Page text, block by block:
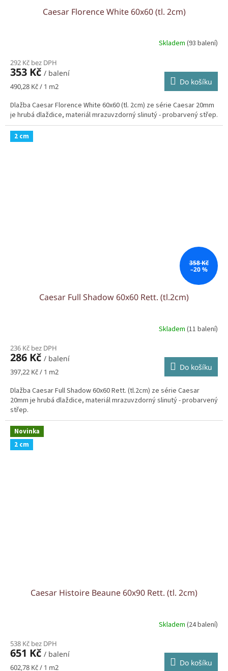
Caesar Florence White 60x60 (tl. 2cm)
Skladem (93 balení)
292 Kč bez DPH
353 Kč / balení
Měrná
490,28 Kč / 1 m2 Do košíku
Dlažba Caesar Florence White 60x60 (tl. 2cm) ze série Caesar 20mm
je hrubá dlaždice, materiál mrazuvzdorný slinutý - probarvený střep.
2 cm
358 Kč
–20 %
Caesar Full Shadow 60x60 Rett. (tl.2cm)
Skladem (11 balení)
236 Kč bez DPH
286 Kč / balení
Měrná
397,22 Kč / 1 m2 Do košíku
Dlažba Caesar Full Shadow 60x60 Rett. (tl.2cm) ze série Caesar
20mm je hrubá dlaždice, materiál mrazuvzdorný slinutý - probarvený
střep.
Novinka
2 cm
Caesar Histoire Beaune 60x90 Rett. (tl. 2cm)
Skladem (24 balení)
538 Kč bez DPH
651 Kč / balení
Měrná
602,78 Kč / 1 m2 Do košíku